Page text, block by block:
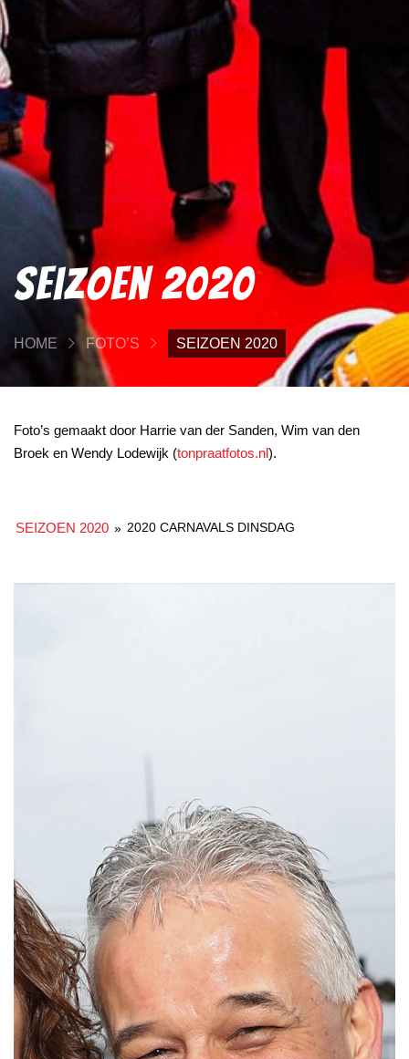
Seizoen 2020
HOME FOTO’S SEIZOEN 2020
Foto’s gemaakt door Harrie van der Sanden, Wim van den
Broek en Wendy Lodewijk (tonpraatfotos.nl).
SEIZOEN 2020 » 2020 CARNAVALS DINSDAG